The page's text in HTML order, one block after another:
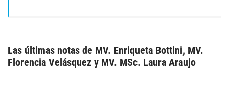
Las últimas notas de MV. Enriqueta Bottini, MV.
Florencia Velásquez y MV. MSc. Laura Araujo